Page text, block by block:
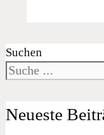
Suchen
Neueste